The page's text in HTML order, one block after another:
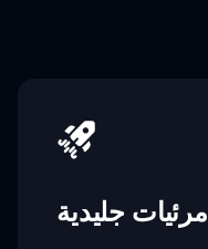
مرئيات جليدية